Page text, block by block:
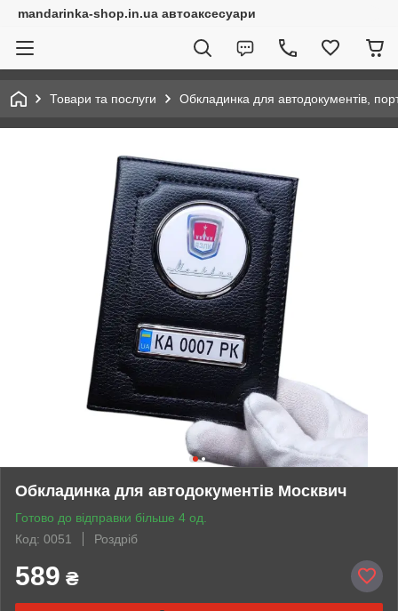
mandarinka-shop.in.ua автоаксесуари
Товари та послуги Обкладинка для автодокументів,
Обкладинка для автодокументів Москвич
Готово до відправки більше 4 од.
Код: 0051
Роздріб
589 ₴